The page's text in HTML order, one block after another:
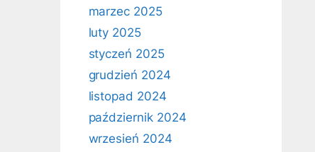
marzec 2025
luty 2025
styczeń 2025
grudzień 2024
listopad 2024
październik 2024
wrzesień 2024